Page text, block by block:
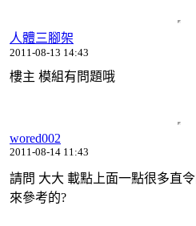
人體三腳架
2011-08-13 14:43
樓主 模組有問題哦
wored002
2011-08-14 11:43
請問 大大 載點上面一點很多直
來參考的?